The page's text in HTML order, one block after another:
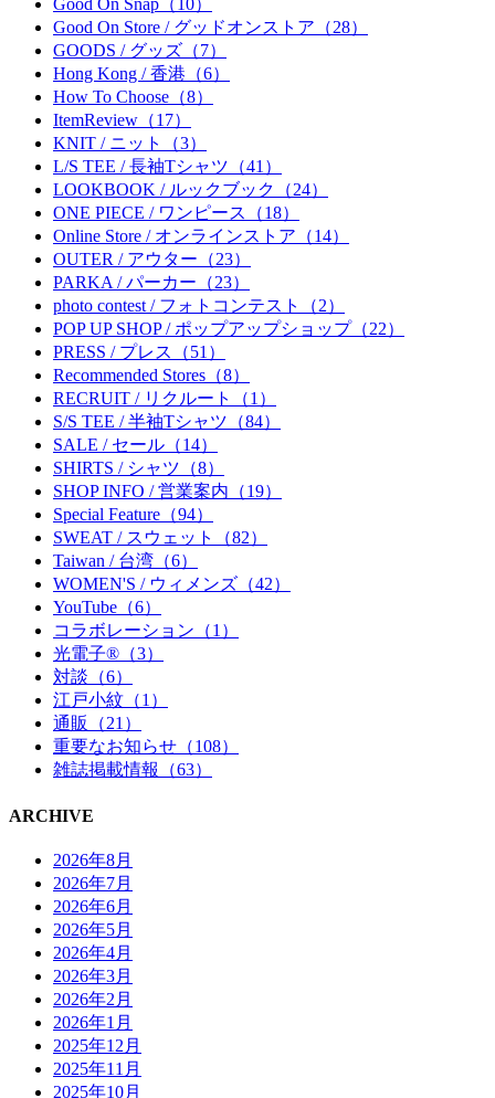
Good On Snap（10）
Good On Store / グッドオンストア（28）
GOODS / グッズ（7）
Hong Kong / 香港（6）
How To Choose（8）
ItemReview（17）
KNIT / ニット（3）
L/S TEE / 長袖Tシャツ（41）
LOOKBOOK / ルックブック（24）
ONE PIECE / ワンピース（18）
Online Store / オンラインストア（14）
OUTER / アウター（23）
PARKA / パーカー（23）
photo contest / フォトコンテスト（2）
POP UP SHOP / ポップアップショップ（22）
PRESS / プレス（51）
Recommended Stores（8）
RECRUIT / リクルート（1）
S/S TEE / 半袖Tシャツ（84）
SALE / セール（14）
SHIRTS / シャツ（8）
SHOP INFO / 営業案内（19）
Special Feature（94）
SWEAT / スウェット（82）
Taiwan / 台湾（6）
WOMEN'S / ウィメンズ（42）
YouTube（6）
コラボレーション（1）
光電子®（3）
対談（6）
江戸小紋（1）
通販（21）
重要なお知らせ（108）
雑誌掲載情報（63）
ARCHIVE
2026年8月
2026年7月
2026年6月
2026年5月
2026年4月
2026年3月
2026年2月
2026年1月
2025年12月
2025年11月
2025年10月